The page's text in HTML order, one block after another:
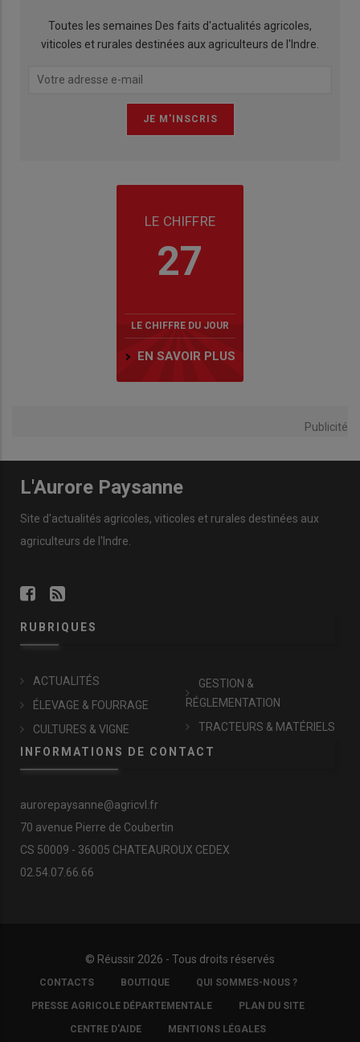
Toutes les semaines Des faits d'actualités agricoles,
viticoles et rurales destinées aux agriculteurs de l'Indre.
LE CHIFFRE
27
LE CHIFFRE DU JOUR
EN SAVOIR PLUS
Publicité
L'Aurore Paysanne
Site d'actualités agricoles, viticoles et rurales destinées aux
agriculteurs de l'Indre.
RUBRIQUES
ACTUALITÉS
ÉLEVAGE & FOURRAGE
CULTURES & VIGNE
GESTION &
RÉGLEMENTATION
TRACTEURS & MATÉRIELS
INFORMATIONS DE CONTACT
aurorepaysanne@agricvl.fr
70 avenue Pierre de Coubertin
CS 50009 - 36005 CHATEAUROUX CEDEX
02.54.07.66.66
© Réussir 2026 - Tous droits réservés
FOOTER
COPYRIGHT
CONTACTS BOUTIQUE QUI SOMMES-NOUS ?
PRESSE AGRICOLE DÉPARTEMENTALE PLAN DU SITE
CENTRE D'AIDE MENTIONS LÉGALES